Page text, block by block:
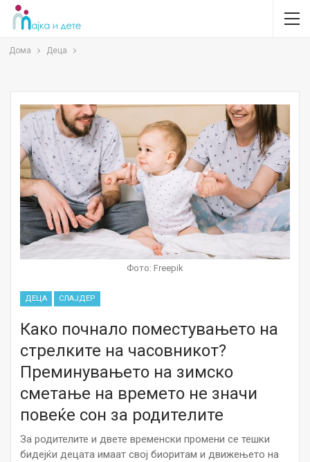
Дома Деца
Фото: Freepik
ДЕЦА СЛАЈДЕР
Како почнало поместувањето на
стрелките на часовникот?
Преминувањето на зимско
сметање на времето не значи
повеќе сон за родителите
За родителите и двете временски промени се тешки
бидејќи децата имаат свој биоритам и движењето на